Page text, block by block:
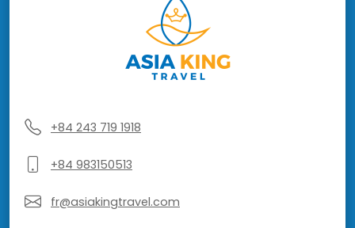
+84 243 719 1918
+84 983150513
fr@asiakingtravel.com